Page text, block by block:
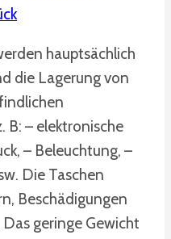
hauptsächlich
die Lagerung von
B: – elektronische
– Beleuchtung, –
Die Taschen
Beschädigungen
geringe Gewicht